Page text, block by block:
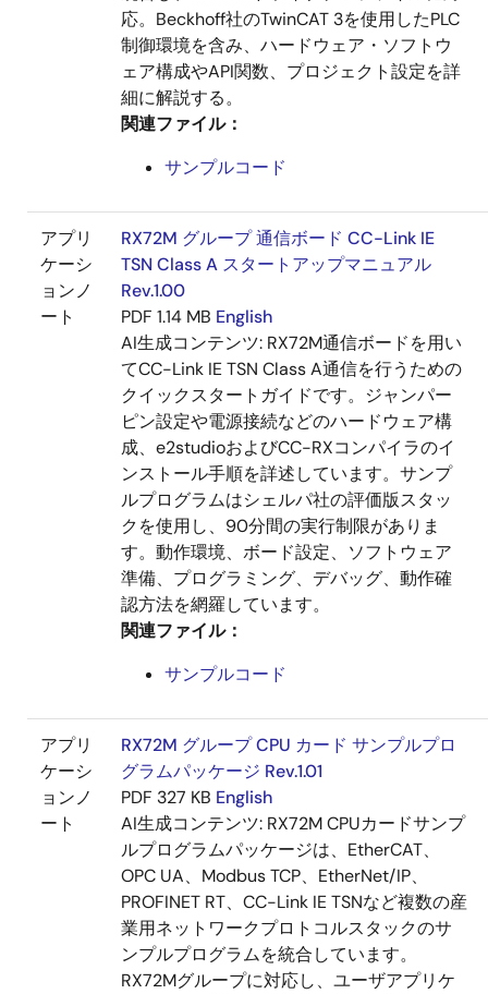
応。Beckhoff社のTwinCAT 3を使用したPLC
制御環境を含み、ハードウェア・ソフトウ
ェア構成やAPI関数、プロジェクト設定を詳
細に解説する。
関連ファイル：
サンプルコード
アプリ
ケーシ
ョンノ
ート
RX72M グループ 通信ボード CC-Link IE
TSN Class A スタートアップマニュアル
Rev.1.00
PDF 1.14 MB English
AI生成コンテンツ: RX72M通信ボードを用い
てCC-Link IE TSN Class A通信を行うための
クイックスタートガイドです。ジャンパー
ピン設定や電源接続などのハードウェア構
成、e2studioおよびCC-RXコンパイラのイ
ンストール手順を詳述しています。サンプ
ルプログラムはシェルパ社の評価版スタッ
クを使用し、90分間の実行制限がありま
す。動作環境、ボード設定、ソフトウェア
準備、プログラミング、デバッグ、動作確
認方法を網羅しています。
関連ファイル：
サンプルコード
アプリ
ケーシ
ョンノ
ート
RX72M グループ CPU カード サンプルプロ
グラムパッケージ Rev.1.01
PDF 327 KB English
AI生成コンテンツ: RX72M CPUカードサンプ
ルプログラムパッケージは、EtherCAT、
OPC UA、Modbus TCP、EtherNet/IP、
PROFINET RT、CC-Link IE TSNなど複数の産
業用ネットワークプロトコルスタックのサ
ンプルプログラムを統合しています。
RX72Mグループに対応し、ユーザアプリケ